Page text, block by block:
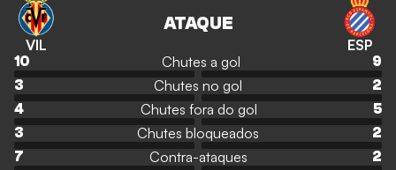
VIL
ATAQUE
ESP
10 Chutes a gol
9
3
Chutes no gol
2
4
Chutes fora do gol
5
3
Chutes bloqueados
2
7
Contra-ataques 2